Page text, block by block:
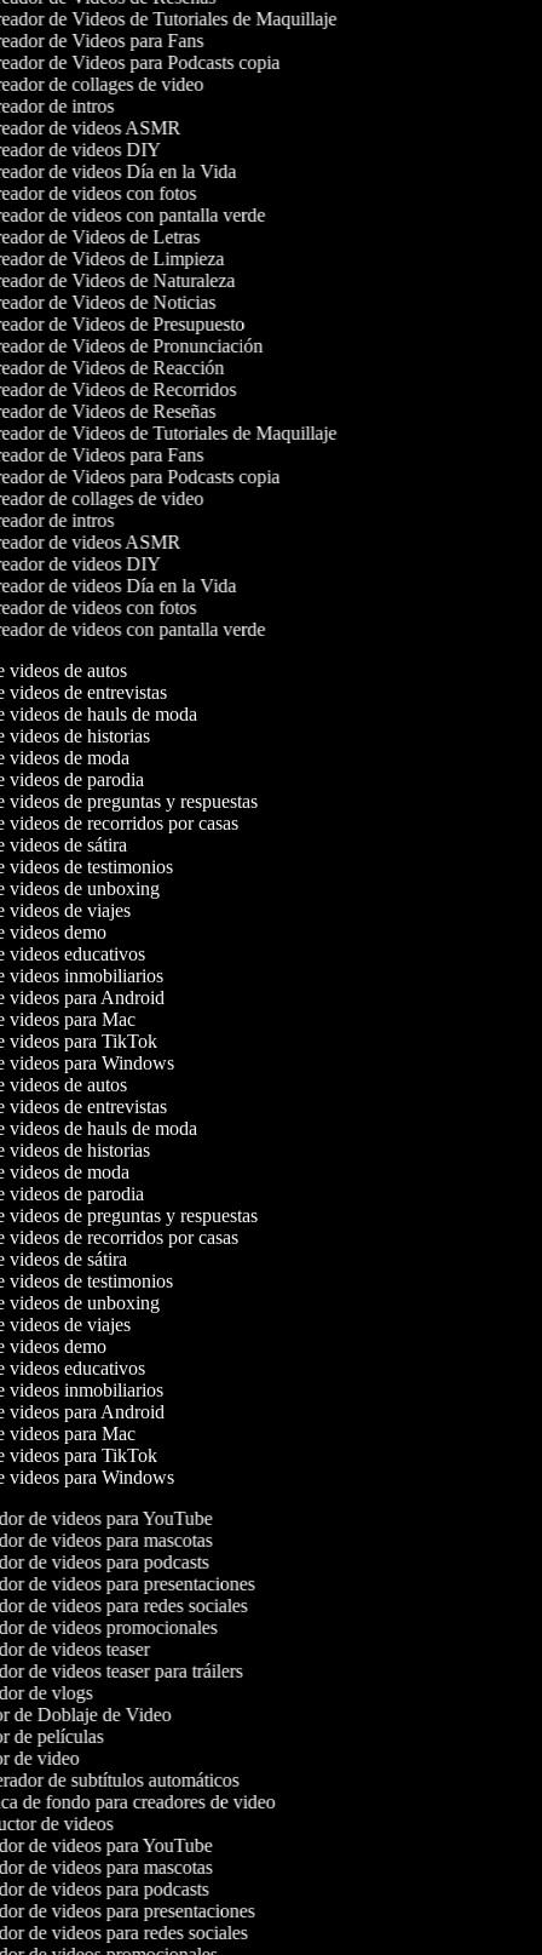
de Videos de Tutoriales de Maquillaje
de Videos para Fans
de Videos para Podcasts copia
de collages de video
de intros
de videos ASMR
de videos DIY
de videos Día en la Vida
de videos con fotos
de videos con pantalla verde
de Videos de Letras
de Videos de Limpieza
de Videos de Naturaleza
de Videos de Noticias
de Videos de Presupuesto
de Videos de Pronunciación
de Videos de Reacción
de Videos de Recorridos
de Videos de Reseñas
de Videos de Tutoriales de Maquillaje
de Videos para Fans
de Videos para Podcasts copia
de collages de video
de intros
de videos ASMR
de videos DIY
de videos Día en la Vida
de videos con fotos
de videos con pantalla verde
videos de autos
videos de entrevistas
videos de hauls de moda
videos de historias
videos de moda
videos de parodia
videos de preguntas y respuestas
videos de recorridos por casas
videos de sátira
videos de testimonios
videos de unboxing
videos de viajes
videos demo
videos educativos
videos inmobiliarios
videos para Android
videos para Mac
videos para TikTok
videos para Windows
videos de autos
videos de entrevistas
videos de hauls de moda
videos de historias
videos de moda
videos de parodia
videos de preguntas y respuestas
videos de recorridos por casas
videos de sátira
videos de testimonios
videos de unboxing
videos de viajes
videos demo
videos educativos
videos inmobiliarios
videos para Android
videos para Mac
videos para TikTok
videos para Windows
de videos para YouTube
de videos para mascotas
de videos para podcasts
de videos para presentaciones
de videos para redes sociales
de videos promocionales
de videos teaser
de videos teaser para tráilers
de vlogs
de Doblaje de Video
de películas
de video
de subtítulos automáticos
de fondo para creadores de video
de videos
de videos para YouTube
de videos para mascotas
de videos para podcasts
de videos para presentaciones
de videos para redes sociales